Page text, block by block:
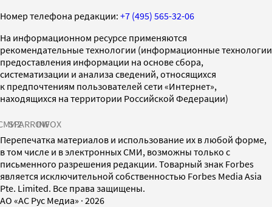
Номер телефона редакции: +7 (495) 565-32-06
На информационном ресурсе применяются
рекомендательные технологии (информационные технологии
предоставления информации на основе сбора,
систематизации и анализа сведений, относящихся
к предпочтениям пользователей сети «Интернет»,
находящихся на территории Российской Федерации)
SPARROWINFOX
Перепечатка материалов и использование их в любой форме,
в том числе и в электронных СМИ, возможны только с
письменного разрешения редакции. Товарный знак Forbes
является исключительной собственностью Forbes Media Asia
Pte. Limited. Все права защищены.
AO «АС Рус Медиа» · 2026